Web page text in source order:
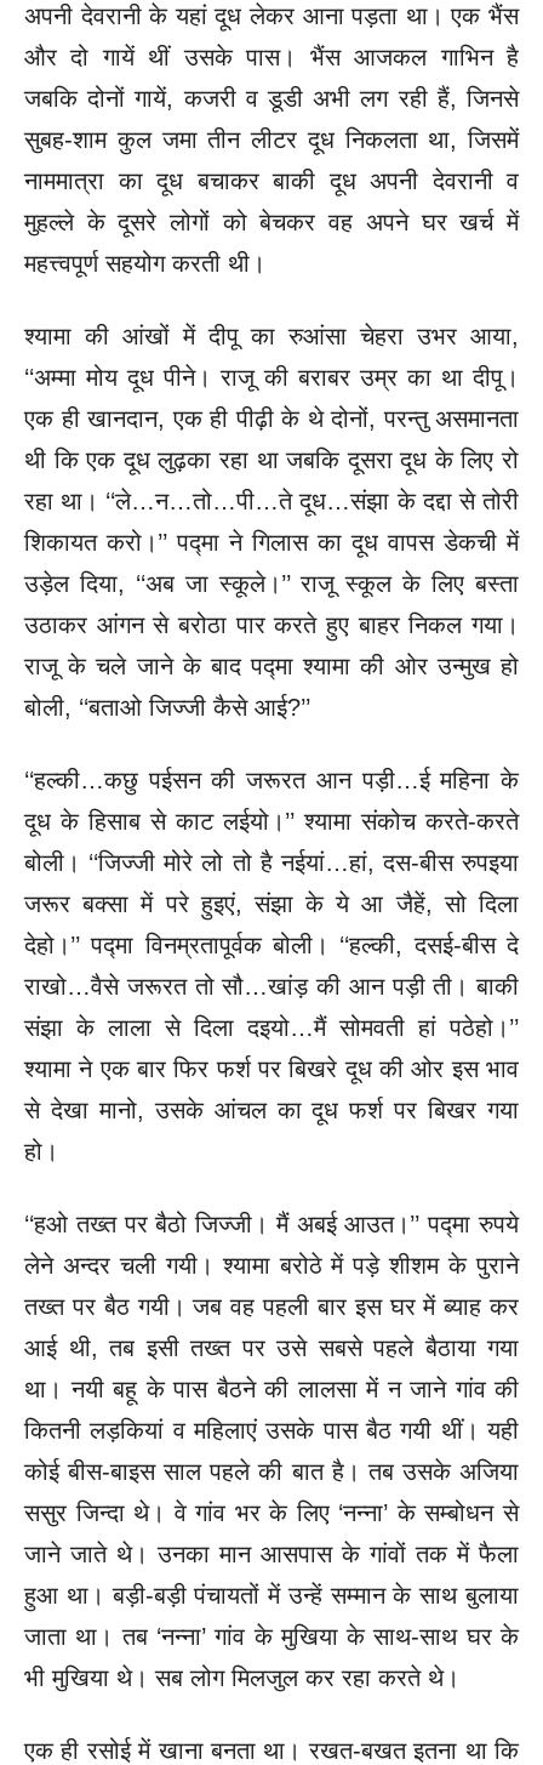
अपनी देवरानी के यहां दूध लेकर आना पड़ता था। एक भैंस
और दो गायें थीं उसके पास। भैंस आजकल गाभिन है
जबकि दोनों गायें, कजरी व डूडी अभी लग रही हैं, जिनसे
सुबह-शाम कुल जमा तीन लीटर दूध निकलता था, जिसमें
नाममात्रा का दूध बचाकर बाकी दूध अपनी देवरानी व
मुहल्ले के दूसरे लोगों को बेचकर वह अपने घर खर्च में
महत्त्वपूर्णसहयोग करती थी।
श्यामा की आंखों में दीपू का रुआंसा चेहरा उभर आया,
‘‘अम्मा मोय दूध पीने। राजू की बराबर उम्र का था दीपू।
एक ही खानदान, एक ही पीढ़ी के थे दोनों, परन्तु असमानता
थी कि एक दूध लुढ़का रहा था जबकि दूसरा दूध के लिए रो
रहा था। ‘‘ले…न…तो…पी…ते दूध…संझा के दद्दा से तोरी
शिकायत करो।’’ पद्मा ने गिलास का दूध वापस डेकची में
उड़ेल दिया, ‘‘अब जा स्कूले।’’राजू स्कूल के लिए बस्ता
उठाकर आंगन से बरोठा पार करते हुए बाहर निकल गया।
राजू के चले जाने के बाद पद्मा श्यामा की ओर उन्मुख हो
बोली, ‘‘बताओ जिज्जी कैसे आई?’’
‘‘हल्की…कछु पईसन की जरूरत आन पड़ी…ई महिना के
दूध के हिसाब से काट लईयो।’’ श्यामा संकोच करते-करते
बोली। ‘‘जिज्जी मोरे लो तो है नईयां…हां, दस-बीस रुपइया
जरूर बक्सा में परे हुइएं, संझा के ये आ जैहें, सो दिला
देहो।’’ पद्मा विनम्रतापूर्वक बोली। ‘‘हल्की, दसई-बीस दे
राखो…वैसे जरूरत तो सौ…खांड़ की आन पड़ी ती। बाकी
संझा के लाला से दिला दइयो…मैं सोमवती हां पठेहो।’’
श्यामा ने एक बार फिर फर्श पर बिखरे दूध की ओर इस भाव
से देखा मानो, उसके आंचल का दूध फर्श पर बिखर गया
हो।
‘‘हओ तख्त पर बैठो जिज्जी। मैं अबई आउत।’’ पद्मा रुपये
लेने अन्दर चली गयी। श्यामा बरोठे में पड़े शीशम के पुराने
तख्त पर बैठ गयी। जब वह पहली बार इस घर में ब्याह कर
आई थी, तब इसी तख्त पर उसे सबसे पहले बैठाया गया
था। नयी बहू के पास बैठने की लालसा में न जाने गांव की
कितनी लड़कियां व महिलाएं उसके पास बैठ गयी थीं। यही
कोई बीस-बाइस साल पहले की बात है। तब उसके अजिया
ससुर जिन्दा थे। वे गांव भर के लिए ‘नन्ना’ के सम्बोधन से
जाने जाते थे। उनका मान आसपास के गांवों तक में फैला
हुआ था। बड़ी-बड़ी पंचायतों में उन्हें सम्मान के साथ बुलाया
जाता था। तब ‘नन्ना’ गांव के मुखिया के साथ-साथ घर के
भी मुखिया थे। सब लोग मिलजुल कर रहा करते थे।
एक ही रसोई में खाना बनता था। रखत-बखत इतना था कि